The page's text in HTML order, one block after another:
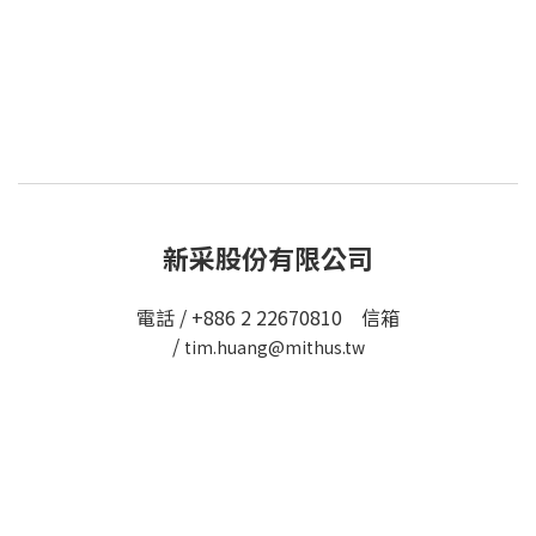
新采股份有限公司
電話 / +886 2 22670810 信箱
/ tim.huang@mithus.tw